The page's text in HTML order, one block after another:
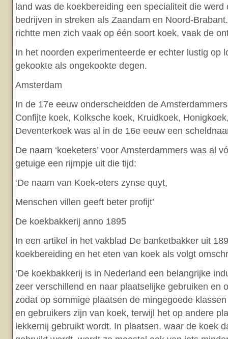
land was de koekbereiding een specialiteit die werd
bedrijven in streken als Zaandam en Noord-
richtte men zich vaak op één soort koek, vaak de
In het noorden experimenteerde er echter lustig op
gekookte als ongekookte degen.
Amsterdam
In de 17e eeuw onderscheidden de
Confijte koek, Kolksche koek, Kruidkoek,
Deventerkoek was al in de 16e eeuw een
De naam ‘koeketers’ voor Amsterdammers was al
getuige een rijmpje uit die tijd:
‘De naam van Koek-eters zynse quyt,
Menschen villen geeft beter profijt’
De koekbakkerij anno 1895
In een artikel in het vakblad De banketbakker uit
koekbereiding en het eten van koek als volgt
‘De koekbakkerij is in Nederland een belangrijke
zeer verschillend en naar plaatselijke gebruiken en
zodat op sommige plaatsen de mingegoede
en gebruikers zijn van koek, terwijl het op andere
lekkernij gebruikt wordt. In plaatsen, waar de koek